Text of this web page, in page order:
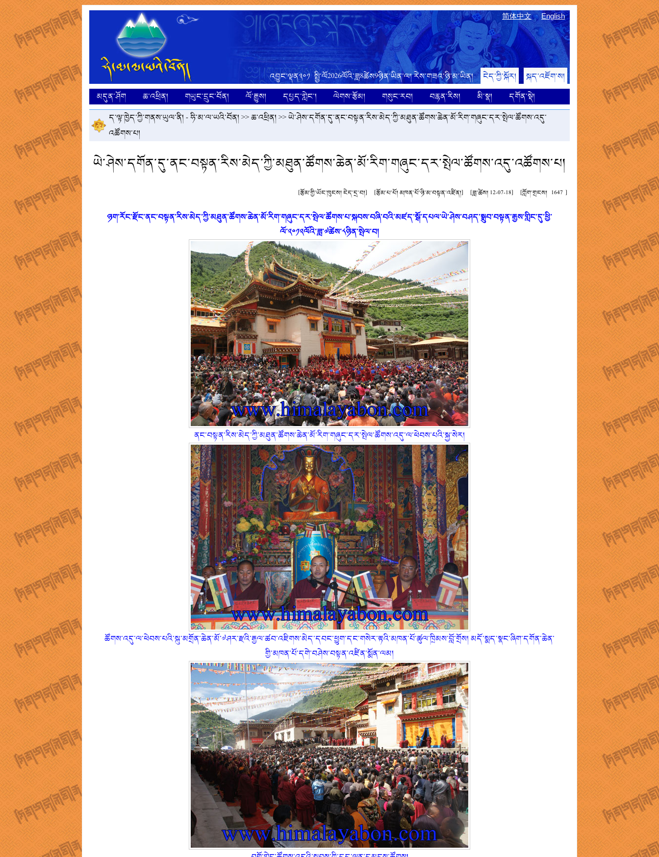
简体中文 English
འབྱུང་ལྡན༣༠༡ སྤྱི་ལོ2026ལོའི་ཟླ8ཚེས9ཉིན་ཡིན་ལ། རེས་གཟའ་ཉི་མ་ཡིན། ངེད་ཀྱི་སྐོར།
སྐད་འཇོག་ས།
མདུན་ཤོག
ཆ་འཕྲིན། གཡུང་དྲུང་བོན། ལོ་རྒྱུས། དཔྱད་གླེང་། ལེགས་རྩོམ། གསུང་རབ། བརྙན་རིས། མི་སྣ།
དགོན་སྡེ།
ད་ལྟ་ཁྱེད་ཀྱི་གནས་ཡུལ་ནི། -ཧི་མ་ལ་ཡའི་བོན། >>ཆ་འཕྲིན། >> ཡེ་ཤེས་དགོན་དུ་ནང་བསྟན་རིས་མེད་ཀྱི་མཐུན་ཚོགས་ཆེན་མོ་རིག་གཞུང་དར་སྤེལ་ཚོགས་འདུ་
འཚོགས་པ།
ཡེ་ཤེས་དགོན་དུ་ནང་བསྟན་རིས་མེད་ཀྱི་མཐུན་ཚོགས་ཆེན་མོ་རིག་གཞུང་དར་སྤེལ་ཚོགས་འདུ་འཚོགས་པ།
[རྩོམ་གྱི་ཡོང་ཁུངས། ངེད་དྲ་བ།] [རྩོམ་པ་པོ། མཁན་པོ་ཉི་མ་བསྟན་འཛིན།] [ཟླ་ཚེས། 12-07-18] [ཀློག་གྲངས། 1647 ]
ཉག་རོང་རྫོང་ནང་བསྟན་རིས་མེད་ཀྱི་མཐུན་ཚོགས་ཆེན་མོ་རིག་གཞུང་དར་སྤེལ་ཚོགས་པ་སྐབས་བཞི་བའི་མཛད་སྒོ་དཔལ་ཡེ་ཤེས་བཤད་སྒྲུབ་བསྟན་རྒྱས་གླིང་དུ་ཕྱི་
ལོ་༢༠༡༢ལོའི་ཟླ་༧ཚེས་༨ཉིན་སྤེལ་བ།
ནང་བསྟན་རིས་མེད་ཀྱི་མཐུན་ཚོགས་ཆེན་མོ་རིག་གཞུང་དར་སྤེལ་ཚོགས་འདུ་ལ་ཕེབས་པའི་སྐྱ་སེར།
ཚོགས་འདུ་ལ་ཕེབས་པའི་སྐུ་མགྲོན་ཆེན་མོ་༧ཤར་རྫའི་རྒྱལ་ཚབ་འཇིགས་མེད་དབང་ཕྱུག་དང་གསེར་རྟའི་མཁན་པོ་ཚུལ་ཁྲིམས་བློ་གྲོས། མདོ་སྨད་སྣང་ཞིག་དགོན་ཆེན་
གྱི་མཁན་པོ་དགེ་བཤེས་བསྟན་འཛིན་སྨོན་ལམ།